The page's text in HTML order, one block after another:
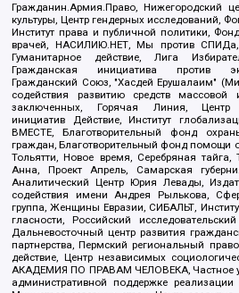
Гражданин.Армия.Право, Нижегородский
культуры, Центр гендерных исследований,
Институт права и публичной политики,
врачей, НАСИЛИЮ.НЕТ, Мы против СПИДа,
Гуманитарное действие, Лига
Гражданская инициатива против
Гражданский Союз, "Хасдей Ерушалаим"
содействия развитию средств
заключенных, Горячая Линия, Центр
инициатив Действие, Институт
ВМЕСТЕ, Благотворительный фонд
граждан, Благотворительный фонд помощи
Тольятти, Новое время, Серебряная тайга,
Анна, Проект Апрель, Самарская
Аналитический Центр Юрия Левады,
содействия имени Андрея Рылькова,
группа, Женщины Евразии, СИБАЛЬТ,
гласности, Российский
Дальневосточный центр развития
партнерства, Пермский региональный
действие, Центр независимых
АКАДЕМИЯ ПО ПРАВАМ ЧЕЛОВЕКА, Частное
административной поддержке